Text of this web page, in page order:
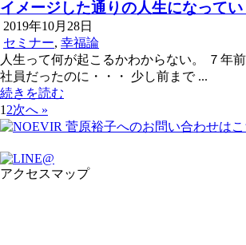
イメージした通りの人生になってい
2019年10月28日
セミナー, 幸福論
人生って何が起こるかわからない。 ７年
社員だったのに・・・ 少し前まで ...
続きを読む
1 2次へ »
アクセスマップ